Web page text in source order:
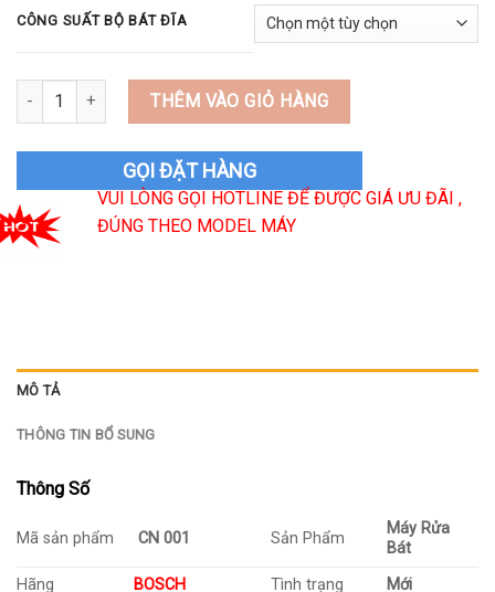
CÔNG SUẤT BỘ BÁT ĐĨA
Máy Rửa Bát Bosch SMS88TI36E số lượng
THÊM VÀO GIỎ HÀNG
GỌI ĐẶT HÀNG
VUI LÒNG GỌI HOTLINE ĐỂ ĐƯỢC GIÁ ƯU ĐÃI ,
ĐÚNG THEO MODEL MÁY
MÔ TẢ
THÔNG TIN BỔ SUNG
Thông Số
Mã sản phẩm CN 001 Sản Phẩm
Máy Rửa
Bát
Hãng
BOSCH Tình trạng Mới